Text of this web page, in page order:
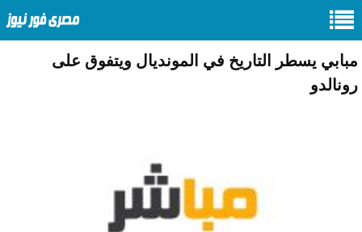
مبابي يسطر التاريخ في المونديال ويتفوق على
رونالدو